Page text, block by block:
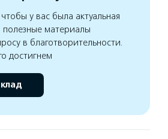
у вас была актуальная
материалы
в благотворительности.
достигнем